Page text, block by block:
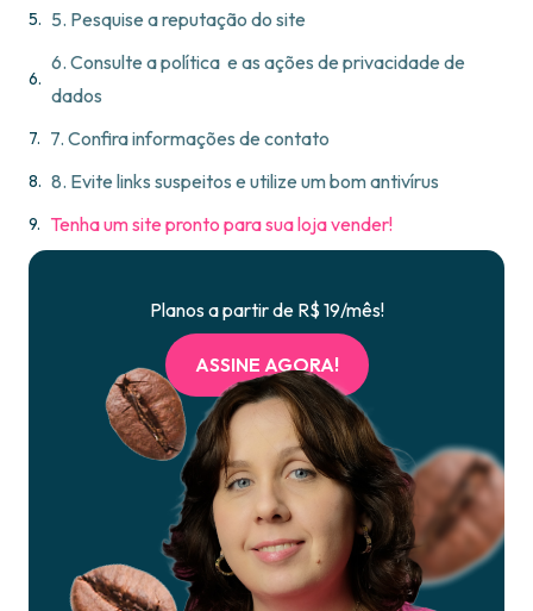
5. Pesquise a reputação do site
6. Consulte a política e as ações de privacidade de
dados
7. Confira informações de contato
8. Evite links suspeitos e utilize um bom antivírus
Tenha um site pronto para sua loja vender!
Planos a partir de R$ 19/mês!
ASSINE AGORA!